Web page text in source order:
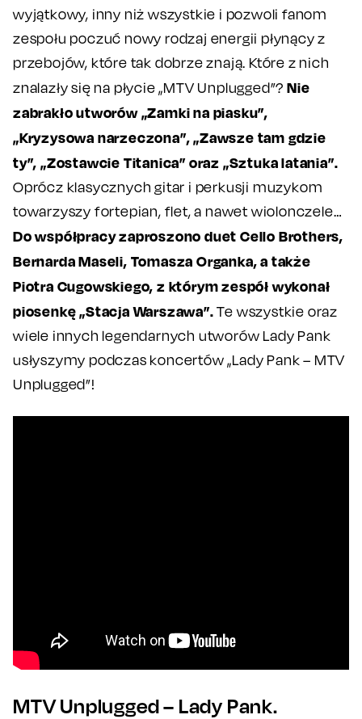
wyjątkowy, inny niż wszystkie i pozwoli fanom
zespołu poczuć nowy rodzaj energii płynący z
przebojów, które tak dobrze znają. Które z nich
znalazły się na płycie „MTV Unplugged”? Nie
zabrakło utworów „Zamki na piasku”,
„Kryzysowa narzeczona”, „Zawsze tam gdzie
ty”, „Zostawcie Titanica” oraz „Sztuka latania”.
Oprócz klasycznych gitar i perkusji muzykom
towarzyszy fortepian, flet, a nawet wiolonczele…
Do współpracy zaproszono duet Cello Brothers,
Bernarda Maseli, Tomasza Organka, a także
Piotra Cugowskiego, z którym zespół wykonał
piosenkę „Stacja Warszawa”.Te wszystkie oraz
wiele innych legendarnych utworów Lady Pank
usłyszymy podczas koncertów „Lady Pank – MTV
Unplugged”!
MTV Unplugged – Lady Pank.